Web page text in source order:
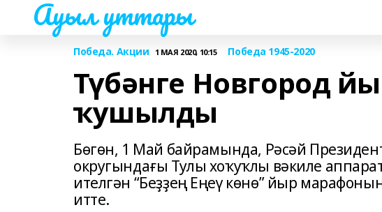
Ауыл уттары
Победа. Акции 1 МАЯ 2020, 10:15 Победа 1945-2020
Түбәнге Новгород
ҡушылды
Бөгөн, 1 Май байрамында, Рәсәй
округындағы Тулы хоҡуҡлы вәкиле
ителгән “Беҙҙең Еңеү көнө” йыр
итте.